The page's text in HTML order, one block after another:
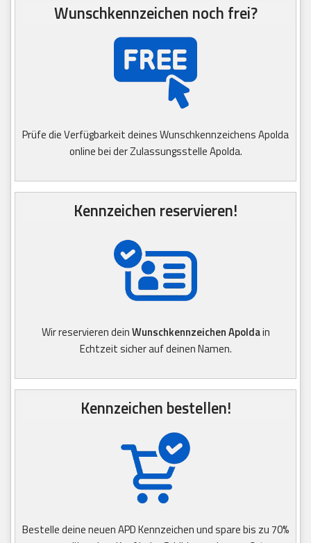
Wunschkennzeichen noch frei?
Prüfe die Verfügbarkeit deines Wunschkennzeichens Apolda
online bei der Zulassungsstelle Apolda.
Kennzeichen reservieren!
Wir reservieren deinWunschkennzeichen Apoldain
Echtzeit sicher auf deinen Namen.
Kennzeichen bestellen!
Bestelle deine neuen APD Kennzeichen und spare bis zu 70%